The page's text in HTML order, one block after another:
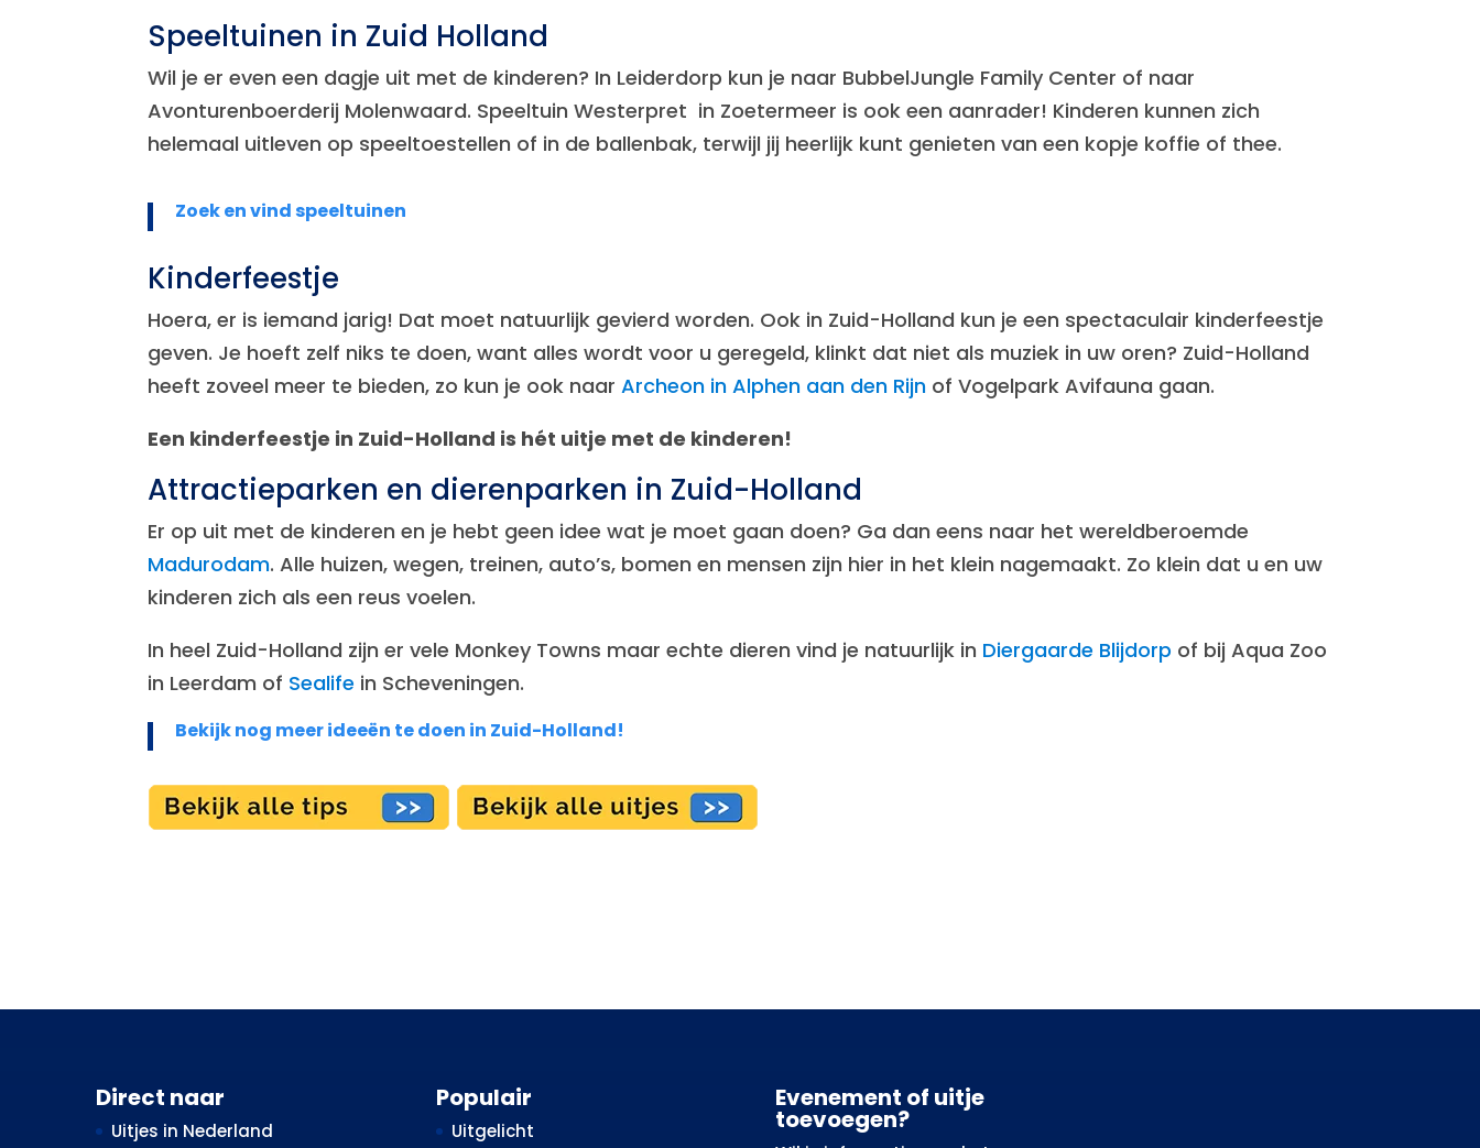
Speeltuinen in Zuid Holland
Wil je er even een dagje uit met de kinderen? In Leiderdorp kun je naar BubbelJungle Family Center of naar
Avonturenboerderij Molenwaard. Speeltuin Westerpret in Zoetermeer is ook een aanrader! Kinderen kunnen zich
helemaal uitleven op speeltoestellen of in de ballenbak, terwijl jij heerlijk kunt genieten van een kopje koffie of thee.
Zoek en vind speeltuinen
Kinderfeestje
Hoera, er is iemand jarig! Dat moet natuurlijk gevierd worden. Ook in Zuid-Holland kun je een spectaculair kinderfeestje
geven. Je hoeft zelf niks te doen, want alles wordt voor u geregeld, klinkt dat niet als muziek in uw oren? Zuid-Holland
heeft zoveel meer te bieden, zo kun je ook naarArcheon in Alphen aan den Rijn of Vogelpark Avifauna gaan.
Een kinderfeestje in Zuid-Holland is hét uitje met de kinderen!
Attractieparken en dierenparken in Zuid-Holland
Er op uit met de kinderen en je hebt geen idee wat je moet gaan doen? Ga dan eens naar het wereldberoemde
Madurodam. Alle huizen, wegen, treinen, auto’s, bomen en mensen zijn hier in het klein nagemaakt. Zo klein dat u en uw
kinderen zich als een reus voelen.
In heel Zuid-Holland zijn er vele Monkey Towns maar echte dieren vind je natuurlijk in Diergaarde Blijdorp of bij Aqua Zoo
in Leerdam of Sealife in Scheveningen.
Bekijk nog meer ideeën te doen in Zuid-Holland!
Direct naar
Uitjes in Nederland
Populair
Uitgelicht
Evenement of uitje
toevoegen?